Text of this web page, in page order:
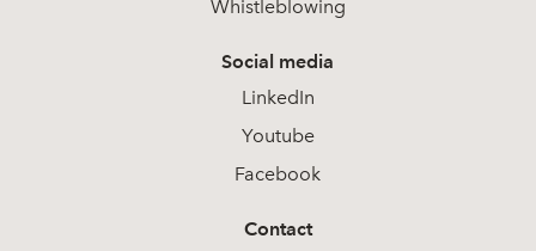
Whistleblowing
Social media
LinkedIn
Youtube
Facebook
Contact